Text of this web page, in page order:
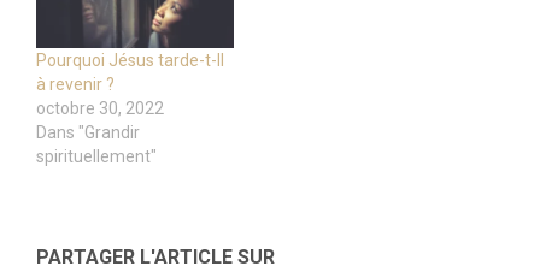
Pourquoi Jésus tarde-t-Il
à revenir ?
octobre 30, 2022
Dans "Grandir
spirituellement"
PARTAGER L'ARTICLE SUR